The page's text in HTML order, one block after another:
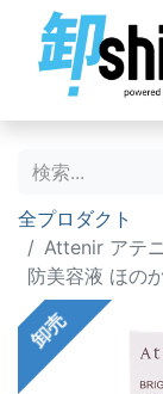
全プロダクト
Attenir アテ
防美容液 ほの
卸売